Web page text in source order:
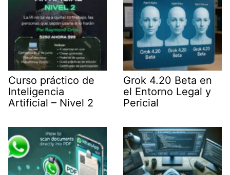
Curso práctico de
Inteligencia
Artificial – Nivel 2
Grok 4.20 Beta en
el Entorno Legal y
Pericial